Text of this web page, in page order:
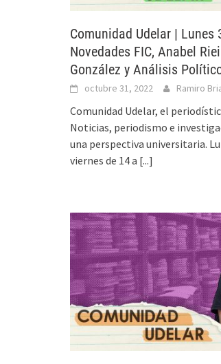
Comunidad Udelar | Lunes
Novedades FIC, Anabel
González y Análisis
octubre 31, 2022 Ramiro
Comunidad Udelar, el
Noticias, periodismo e
una perspectiva universitaria.
viernes de 14 a [...]